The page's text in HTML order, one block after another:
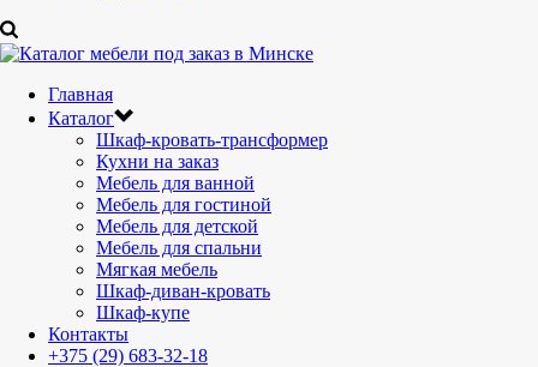
Главная
Каталог
Шкаф-кровать-трансформер
Кухни на заказ
Мебель для ванной
Мебель для гостиной
Мебель для детской
Мебель для спальни
Мягкая мебель
Шкаф-диван-кровать
Шкаф-купе
Контакты
+375 (29) 683-32-18